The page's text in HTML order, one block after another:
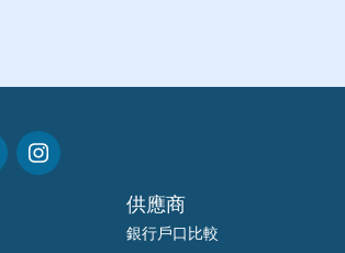
供應商
銀行戶口比較